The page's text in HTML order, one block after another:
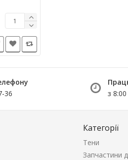
36
з
Категорії
Тени
Запчастини